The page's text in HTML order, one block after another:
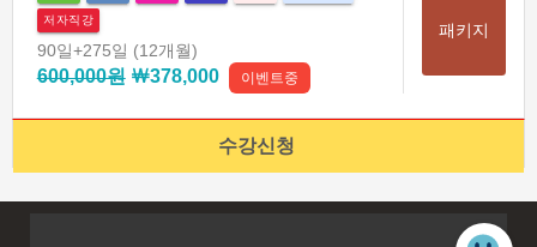
저자직강
90일+275일 (12개월)
600,000원￦378,000 이벤트중
패키지
수강신청